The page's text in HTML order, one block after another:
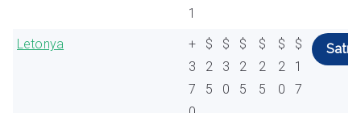
1
Letonya
+
3
7
$
2
5
$
3
0
$
2
5
$
2
5
$
2
0
$
1
7
Satın